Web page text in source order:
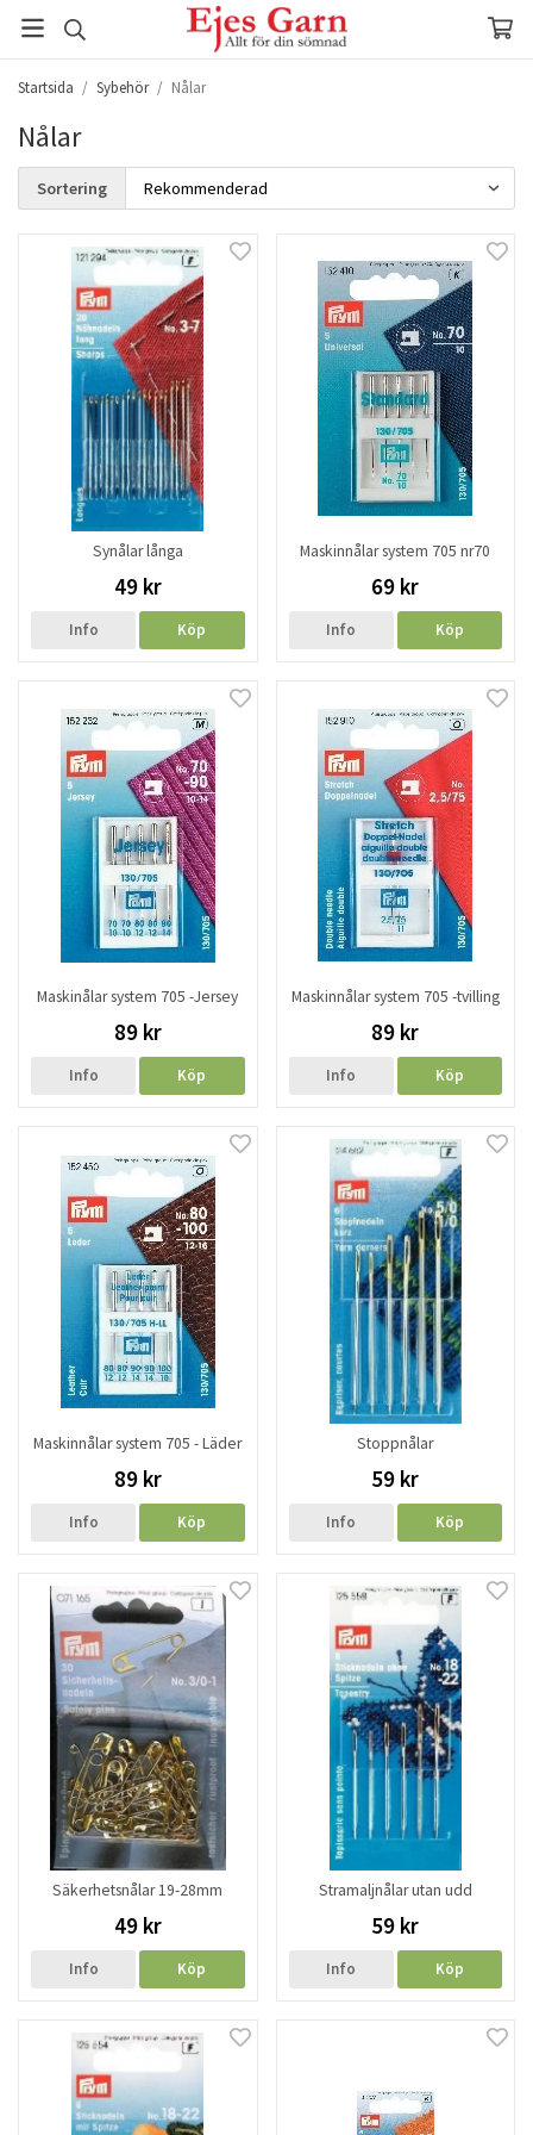
Startsida / Sybehör / Nålar
Nålar
Sortering
Synålar långa
49 kr
Info Köp
Maskinnålar system 705 nr70
69 kr
Info Köp
Maskinålar system 705 -Jersey
89 kr
Info Köp
Maskinnålar system 705 -tvilling
89 kr
Info Köp
Maskinnålar system 705 - Läder
89 kr
Info Köp
Stoppnålar
59 kr
Info Köp
Säkerhetsnålar 19-28mm
49 kr
Info Köp
Stramaljnålar utan udd
59 kr
Info Köp